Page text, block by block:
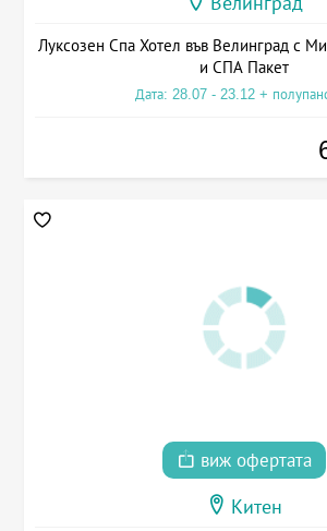
Луксозен Спа Хотел във Велинград с
и СПА Пакет
Дата: 28.07 - 23.12 +
виж офертата
Китен